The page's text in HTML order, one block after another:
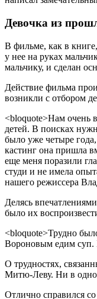
Девочка из
В фильме, как в
у нее на руках
мальчику, и сделан
Действие фильма
возникли с отбором
<bloquote>Нам очень
детей. В поисках
было уже четыре
кастинг она пришла
еще меня поразили
студи и не имела
нашего режиссера
Делясь
было их
<bloquote>Трудно
Вороновым едим суп.
О трудностях,
Митю-Леву. Ни в
Отлично справился